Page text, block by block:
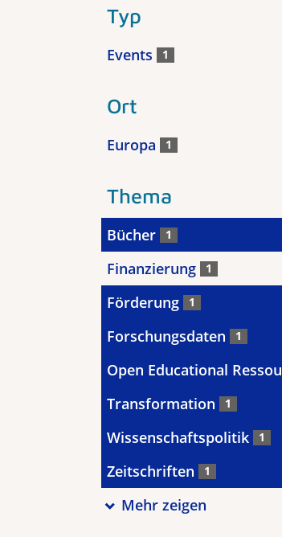
Typ
Events 1
Ort
Europa 1
Thema
Bücher 1
Finanzierung 1
Förderung 1
Forschungsdaten 1
Open Educational
Transformation 1
Wissenschaftspolitik 1
Zeitschriften 1
Mehr zeigen